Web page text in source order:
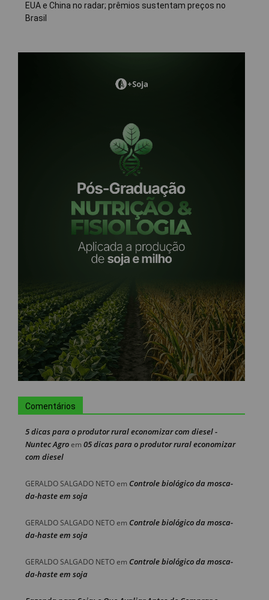
EUA e China no radar; prêmios sustentam preços no
Brasil
Comentários
5 dicas para o produtor rural economizar com diesel -
Nuntec Agroem 05 dicas para o produtor rural economizar
com diesel
GERALDO SALGADO NETOem Controle biológico da mosca-
da-haste em soja
GERALDO SALGADO NETOem Controle biológico da mosca-
da-haste em soja
GERALDO SALGADO NETOem Controle biológico da mosca-
da-haste em soja